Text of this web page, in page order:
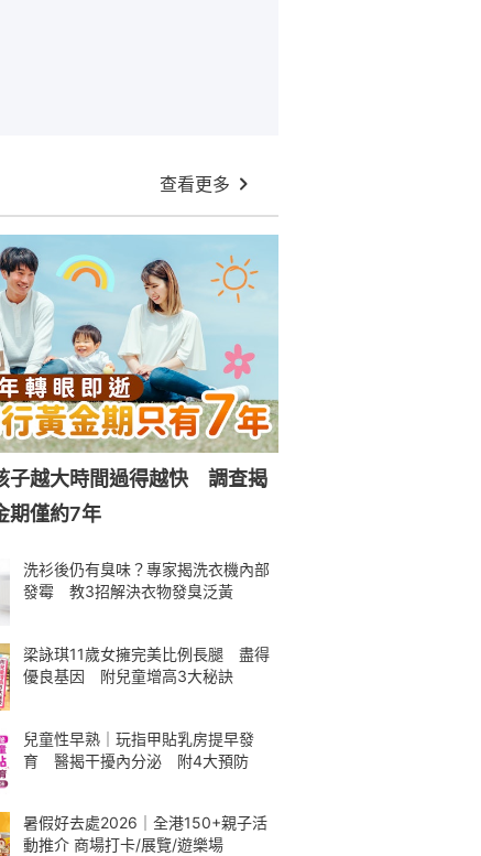
查看更多
子越大時間過得越快 調查揭
期僅約7年
洗衫後仍有臭味？專家揭洗衣機內部
發霉 教3招解決衣物發臭泛黃
梁詠琪11歲女擁完美比例長腿 盡得
優良基因 附兒童增高3大秘訣
兒童性早熟｜玩指甲貼乳房提早發
育 醫揭干擾內分泌 附4大預防
暑假好去處2026｜全港150+親子活
動推介 商場打卡/展覽/遊樂場